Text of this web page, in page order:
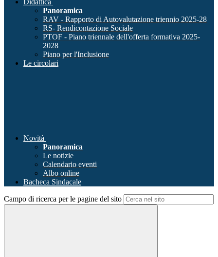
Didattica
Panoramica
RAV - Rapporto di Autovalutazione triennio 2025-28
RS- Rendicontazione Sociale
PTOF - Piano triennale dell'offerta formativa 2025-
2028
Piano per l'Inclusione
Le circolari
Novità
Panoramica
Le notizie
Calendario eventi
Albo online
Bacheca Sindacale
Campo di ricerca per le pagine del sito